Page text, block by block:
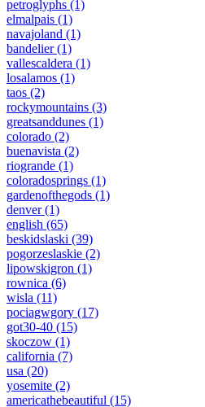
petroglyphs (1)
elmalpais (1)
navajoland (1)
bandelier(1)
vallescaldera (1)
losalamos (1)
taos (2)
rockymountains (3)
greatsanddunes (1)
colorado (2)
buenavista (2)
riogrande (1)
coloradosprings (1)
gardenofthegods (1)
denver(1)
english (65)
beskidslaski (39)
pogorzeslaskie (2)
lipowskigron (1)
rownica (6)
wisla (11)
pociagwgory (17)
got30-40 (15)
skoczow (1)
california (7)
usa (20)
yosemite (2)
americathebeautiful (15)